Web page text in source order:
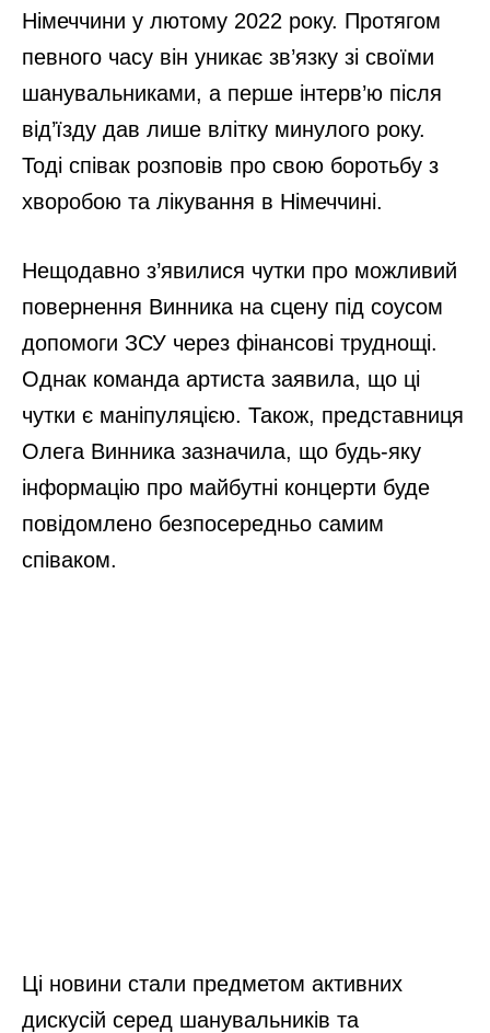
Німеччини у лютому 2022 року. Протягом
певного часу він уникає зв’язку зі своїми
шанувальниками, а перше інтерв’ю після
від’їзду дав лише влітку минулого року.
Тоді співак розповів про свою боротьбу з
хворобою та лікування в Німеччині.
Нещодавно з’явилися чутки про можливий
повернення Винника на сцену під соусом
допомоги ЗСУ через фінансові труднощі.
Однак команда артиста заявила, що ці
чутки є маніпуляцією. Також, представниця
Олега Винника зазначила, що будь-яку
інформацію про майбутні концерти буде
повідомлено безпосередньо самим
співаком.
Ці новини стали предметом активних
дискусій серед шанувальників та